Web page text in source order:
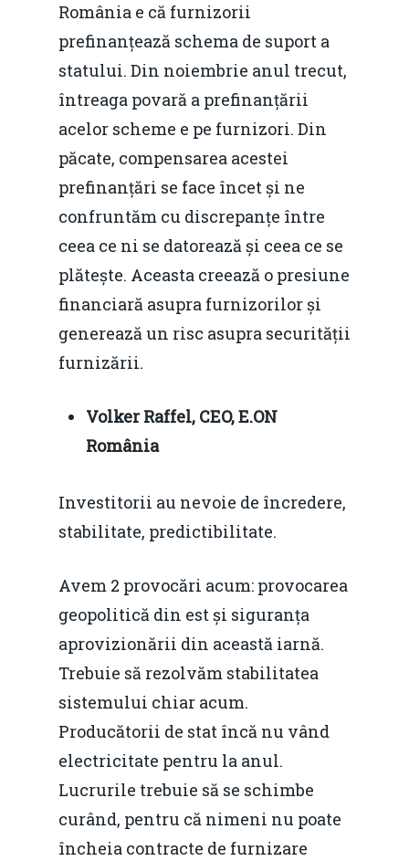
România e că furnizorii
prefinanțează schema de suport a
statului. Din noiembrie anul trecut,
întreaga povară a prefinanțării
acelor scheme e pe furnizori. Din
păcate, compensarea acestei
prefinanțări se face încet și ne
confruntăm cu discrepanțe între
ceea ce ni se datorează și ceea ce se
plătește. Aceasta creează o presiune
financiară asupra furnizorilor și
generează un risc asupra securității
furnizării.
Volker Raffel, CEO, E.ON
România
Investitorii au nevoie de încredere,
stabilitate, predictibilitate.
Avem 2 provocări acum: provocarea
geopolitică din est și siguranța
aprovizionării din această iarnă.
Trebuie să rezolvăm stabilitatea
sistemului chiar acum.
Producătorii de stat încă nu vând
electricitate pentru la anul.
Lucrurile trebuie să se schimbe
curând, pentru că nimeni nu poate
încheia contracte de furnizare